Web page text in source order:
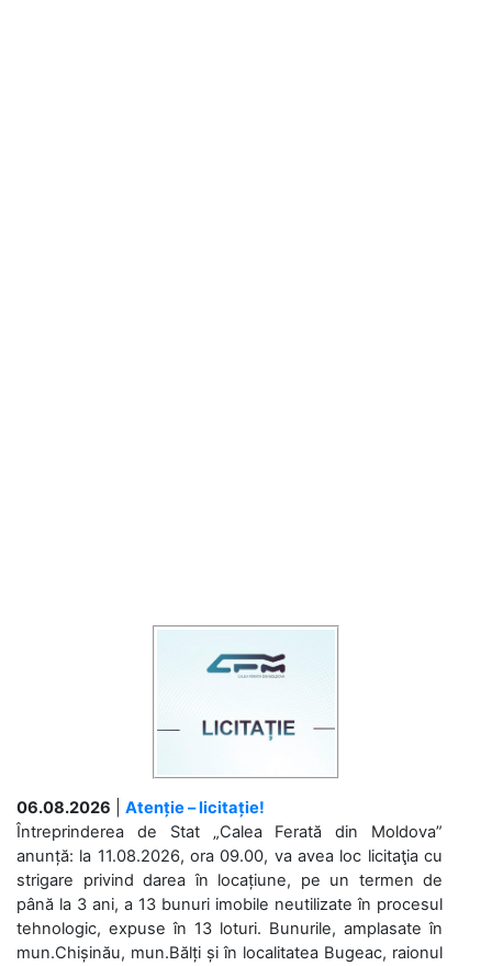
06.08.2026
Atenție – licitație!
Întreprinderea de Stat „Calea Ferată din Moldova”
anunță: la 11.08.2026, ora 09.00, va avea loc licitaţia cu
strigare privind darea în locațiune, pe un termen de
până la 3 ani, a 13 bunuri imobile neutilizate în procesul
tehnologic, expuse în 13 loturi. Bunurile, amplasate în
mun.Chișinău, mun.Bălți și în localitatea Bugeac, raionul